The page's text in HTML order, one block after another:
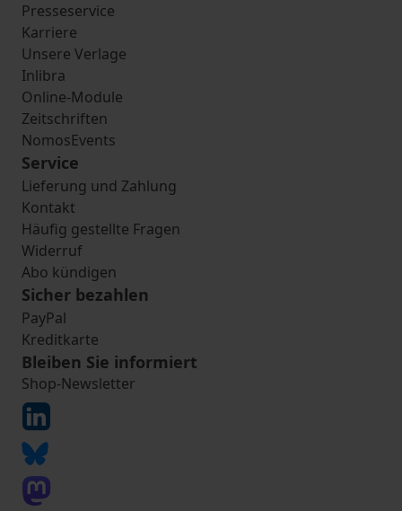
Presseservice
Karriere
Unsere Verlage
Inlibra
Online-Module
Zeitschriften
NomosEvents
Service
Lieferung und Zahlung
Kontakt
Häufig gestellte Fragen
Widerruf
Abo kündigen
Sicher bezahlen
PayPal
Kreditkarte
Bleiben Sie informiert
Shop-Newsletter